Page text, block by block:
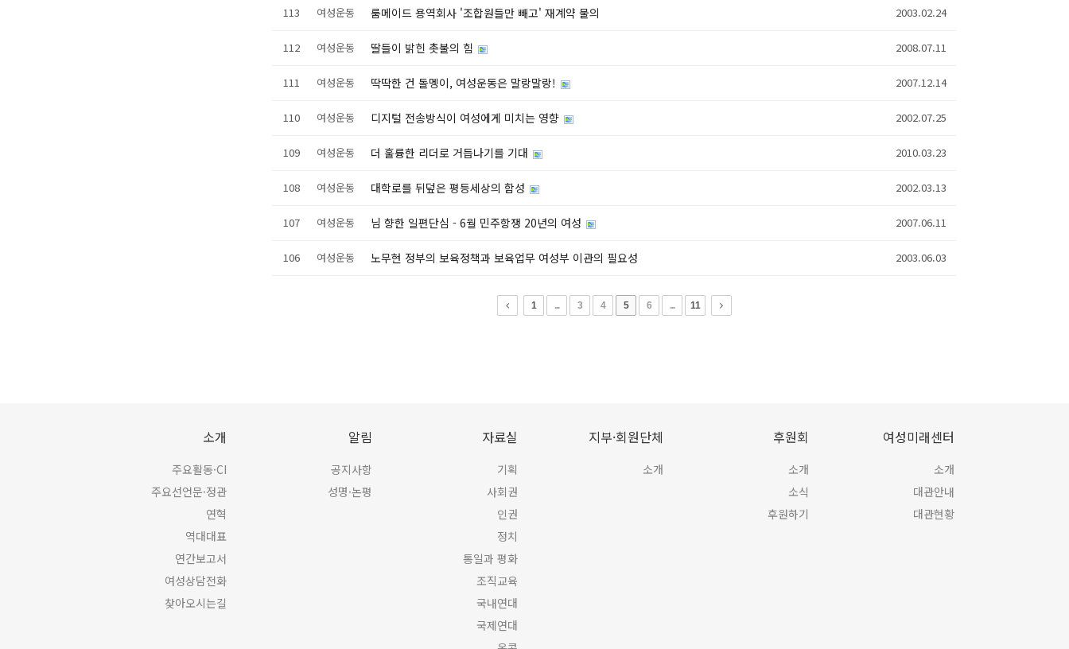
113 여성운동 룸메이드 용역회사 '조합원들만 빼고' 재계약 물의 2003.02.24
112 여성운동 딸들이 밝힌 촛불의 힘 2008.07.11
111 여성운동 딱딱한 건 돌멩이, 여성운동은 말랑말랑! 2007.12.14
110 여성운동 디지털 전송방식이 여성에게 미치는 영향 2002.07.25
109 여성운동 더 훌륭한 리더로 거듭나기를 기대 2010.03.23
108 여성운동 대학로를 뒤덮은 평등세상의 함성 2002.03.13
107 여성운동 님 향한 일편단심 - 6월 민주항쟁 20년의 여성 2007.06.11
106 여성운동 노무현 정부의 보육정책과 보육업무 여성부 이관의 필요성 2003.06.03
1 ... 3 4 5 6 ... 11
소개
주요활동·CI
주요선언문·정관
연혁
역대대표
연간보고서
여성상담전화
찾아오시는길
알림
공지사항
성명·논평
자료실
기획
사회권
인권
정치
통일과 평화
조직교육
국내연대
국제연대
지부·회원단체
소개
후원회
소개
소식
후원하기
여성미래센터
소개
대관안내
대관현황